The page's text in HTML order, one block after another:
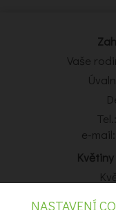
Vaše
e-mail:
Obchodní centrum
NASTAVENÍ